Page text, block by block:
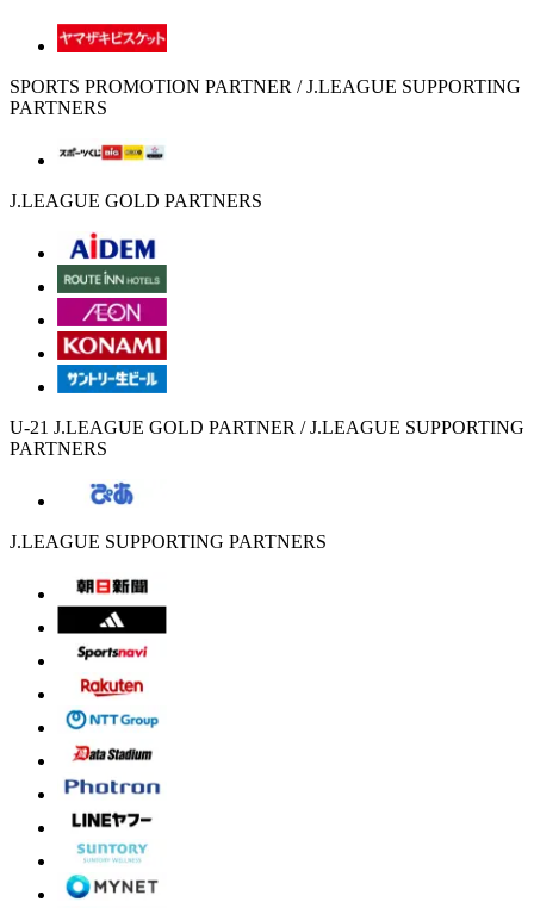
SPORTS PROMOTION PARTNER / J.LEAGUE SUPPORTING
PARTNERS
J.LEAGUE GOLD PARTNERS
U-21 J.LEAGUE GOLD PARTNER / J.LEAGUE SUPPORTING
PARTNERS
J.LEAGUE SUPPORTING PARTNERS